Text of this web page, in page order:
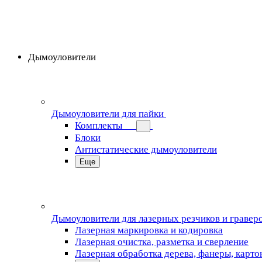
Дымоуловители
Дымоуловители для пайки
Комплекты
Блоки
Антистатические дымоуловители
Еще
Дымоуловители для лазерных резчиков и
Лазерная маркировка и кодировка
Лазерная очистка, разметка и сверление
Лазерная обработка дерева, фанеры,